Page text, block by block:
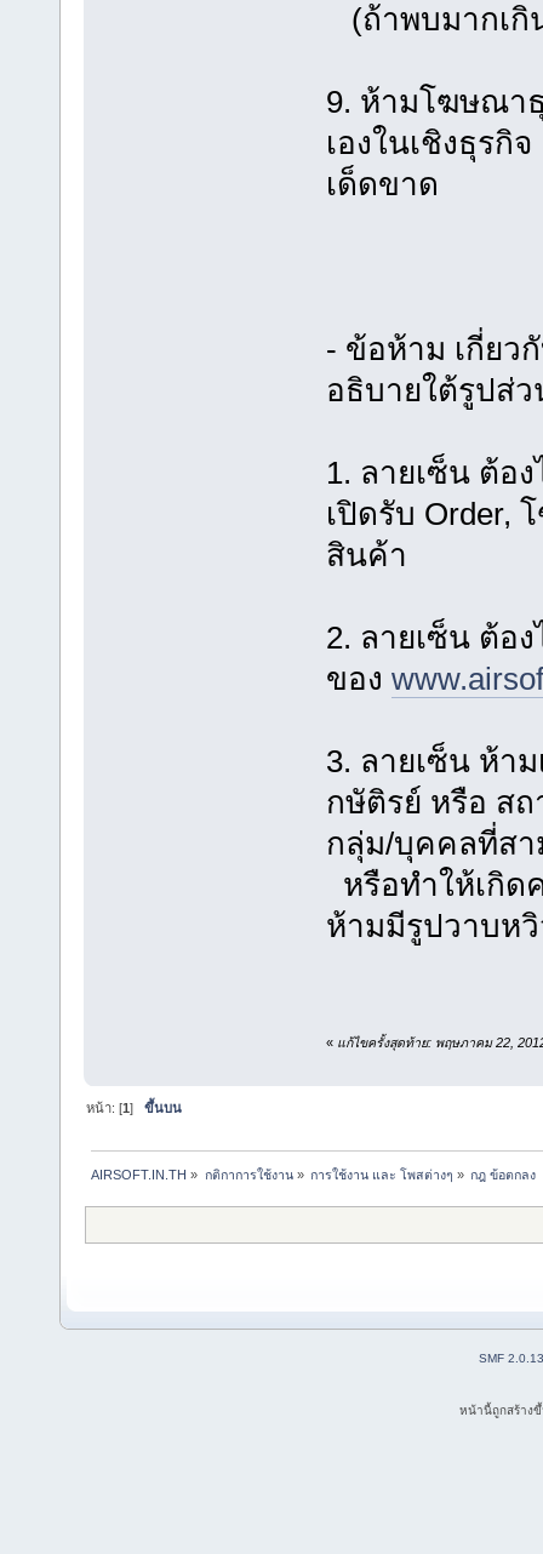
(ถ้าพบมากเกิ
9. ห้ามโฆษณา
เองในเชิงธุรกิ
เด็ดขาด
- ข้อห้าม เกี่ยว
อธิบายใต้รูปส่
1. ลายเซ็น ต้อ
เปิดรับ Order,
สินค้า
2. ลายเซ็น ต้อ
ของ
3. ลายเซ็น ห้า
กษัติรย์ หรือ ส
กลุ่ม/บุคคลที่สา
หรือทำให้เกิ
ห้ามมีรูปวาบห
« แก้ไขครั้งสุดท้าย: พฤษภาคม 22,
หน้า: [1]ขึ้นบน
AIRSOFT.IN.TH » กติกาการใช้งาน» การใช้งาน และ โพสต่างๆ » กฎ ข้อตกลง
SMF 2.0.13
หน้านี้ถูกสร้าง